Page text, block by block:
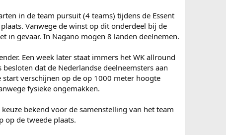
in de team pursuit (4 teams) tijdens de Essent
Vanwege de winst op dit onderdeel bij de
in gevaar. In Nagano mogen 8 landen deelnemen.
Een week later staat immers het WK allround
dat de Nederlandse deelneemsters aan
start verschijnen op de op 1000 meter hoogte
fysieke ongemakken.
bekend voor de samenstelling van het team
op de tweede plaats.